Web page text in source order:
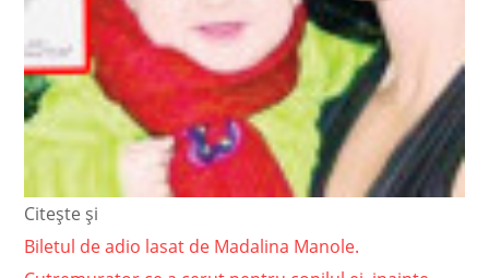
Citește și
Biletul de adio lasat de Madalina Manole.